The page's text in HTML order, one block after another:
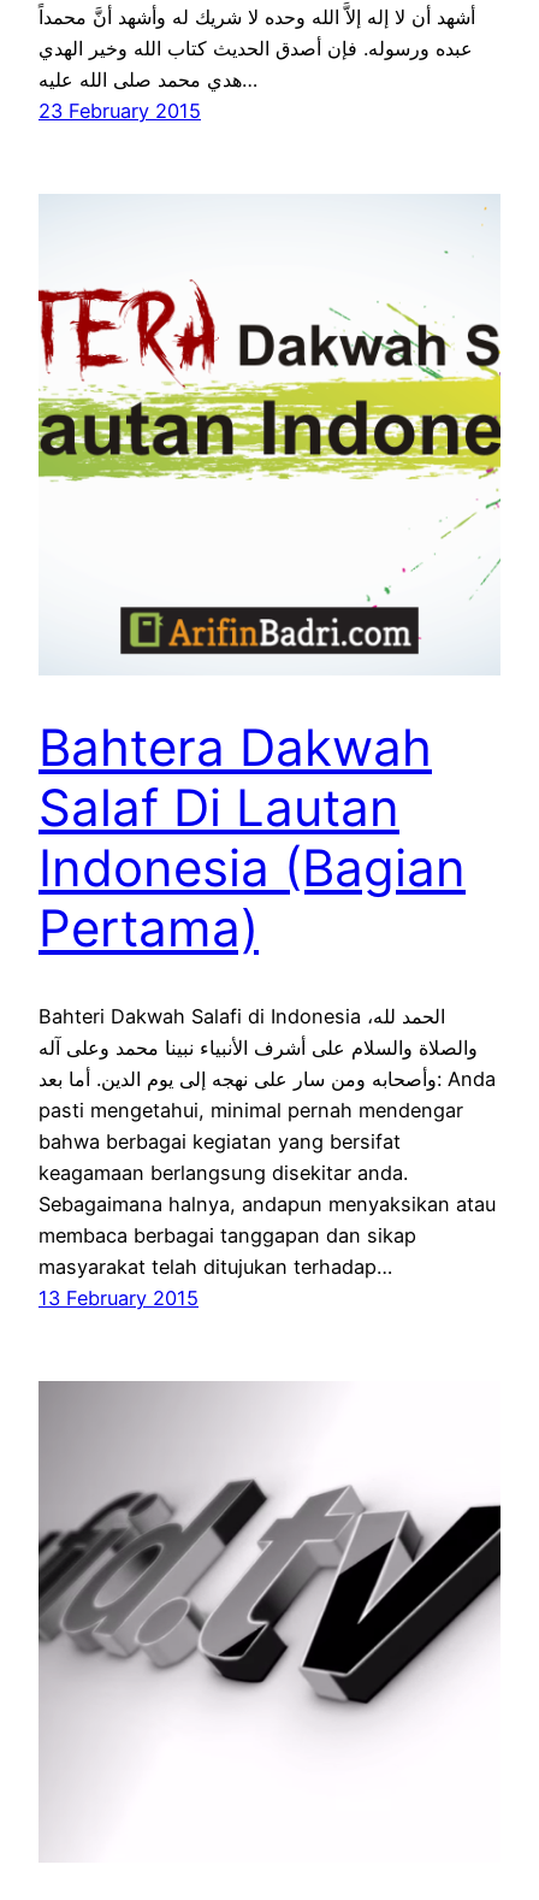
أشهد أن لا إله إلاَّ الله وحده لا شريك له وأشهد أنَّ محمداً
عبده ورسوله. فإن أصدق الحديث كتاب الله وخير الهدي
هدي محمد صلى الله عليه…
23 February 2015
Bahtera Dakwah
Salaf Di Lautan
Indonesia (Bagian
Pertama)
Bahteri Dakwah Salafi di Indonesia الحمد لله،
والصلاة والسلام على أشرف الأنبياء نبينا محمد وعلى آله
وأصحابه ومن سار على نهجه إلى يوم الدين. أما بعد: Anda
pasti mengetahui, minimal pernah mendengar
bahwa berbagai kegiatan yang bersifat
keagamaan berlangsung disekitar anda.
Sebagaimana halnya, andapun menyaksikan atau
membaca berbagai tanggapan dan sikap
masyarakat telah ditujukan terhadap…
13 February 2015